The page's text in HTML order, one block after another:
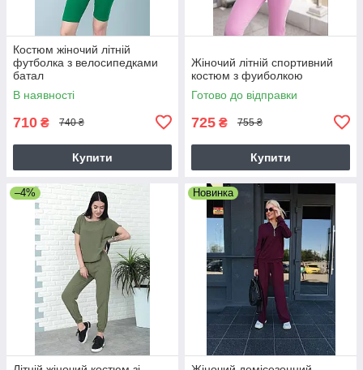
Костюм жіночий літній
футболка з велосипедками
батал
В наявності
710 ₴ 740 ₴
Купити
Жіночий літній спортивний
костюм з фуиболкою
Готово до відправки
725 ₴ 755 ₴
Купити
–4% Новинка